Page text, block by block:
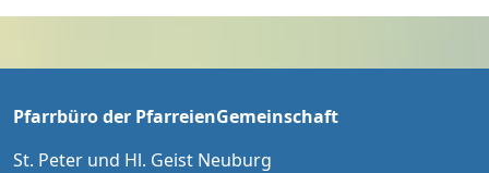
weis Karten an der Abendkasse und ab Sept
ion Neuburg und im Pfarrbüro der PG Neub
dass der Heilige Geist aus lebendigen Stein
Pfarrbüro der PfarreienGemeinschaft
St. Peter und Hl. Geist Neuburg